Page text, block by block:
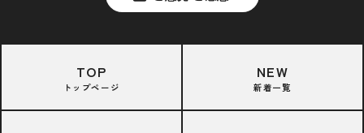
TOP
トップページ
NEW
新着一覧